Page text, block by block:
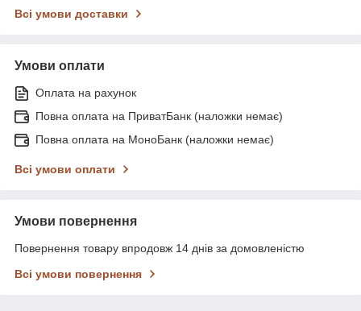
Всі умови доставки
Умови оплати
Оплата на рахунок
Повна оплата на ПриватБанк (наложки немає)
Повна оплата на МоноБанк (наложки немає)
Всі умови оплати
Умови повернення
Повернення товару впродовж 14 днів за домовленістю
Всі умови повернення